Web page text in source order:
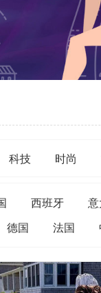
科技 时尚
西班牙
德国 法国